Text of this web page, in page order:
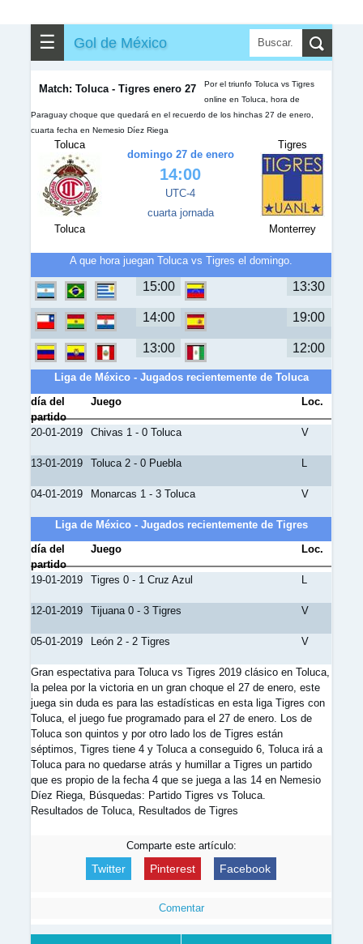
☰ Gol de México
Match: Toluca - Tigres enero 27
Por el triunfo Toluca vs Tigres
online en Toluca, hora de
Paraguay choque que quedará en el recuerdo de los hinchas 27 de enero,
cuarta fecha en Nemesio Díez Riega
Toluca
Toluca
domingo 27 de enero
14:00
UTC-4
cuarta jornada
Tigres
Monterrey
A que hora juegan Toluca vs Tigres el domingo.
15:00 13:30
14:00 19:00
13:00 12:00
Liga de México - Jugados recientemente de Toluca
día del
partido
Juego Loc.
20-01-2019 Chivas 1 - 0 Toluca V
13-01-2019 Toluca 2 - 0 Puebla L
04-01-2019 Monarcas 1 - 3 Toluca V
Liga de México - Jugados recientemente de Tigres
día del
partido
Juego Loc.
19-01-2019 Tigres 0 - 1 Cruz Azul L
12-01-2019 Tijuana 0 - 3 Tigres V
05-01-2019 León 2 - 2 Tigres V
Gran espectativa para Toluca vs Tigres 2019 clásico en Toluca,
la pelea por la victoria en un gran choque el 27 de enero, este
juega sin duda es para las estadísticas en esta liga Tigres con
Toluca, el juego fue programado para el 27 de enero. Los de
Toluca son quintos y por otro lado los de Tigres están
séptimos, Tigres tiene 4 y Toluca a conseguido 6, Toluca irá a
Toluca para no quedarse atrás y humillar a Tigres un partido
que es propio de la fecha 4 que se juega a las 14 en Nemesio
Díez Riega, Búsquedas: Partido Tigres vs Toluca.
Resultados de Toluca, Resultados de Tigres
Comparte este artículo:
Twitter Pinterest Facebook
Comentar